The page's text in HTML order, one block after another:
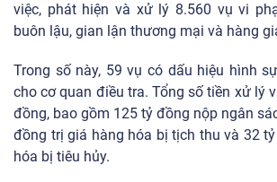
việc, phát hiện và xử lý 8.560 vụ vi
buôn lậu, gian lận thương mại và hàng
Trong số này, 59 vụ có dấu hiệu hình
cho cơ quan điều tra. Tổng số tiền xử lý
đồng, bao gồm 125 tỷ đồng nộp ngân
đồng trị giá hàng hóa bị tịch thu và 32
hóa bị tiêu hủy.